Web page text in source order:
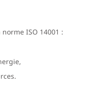
ISO 14001 :